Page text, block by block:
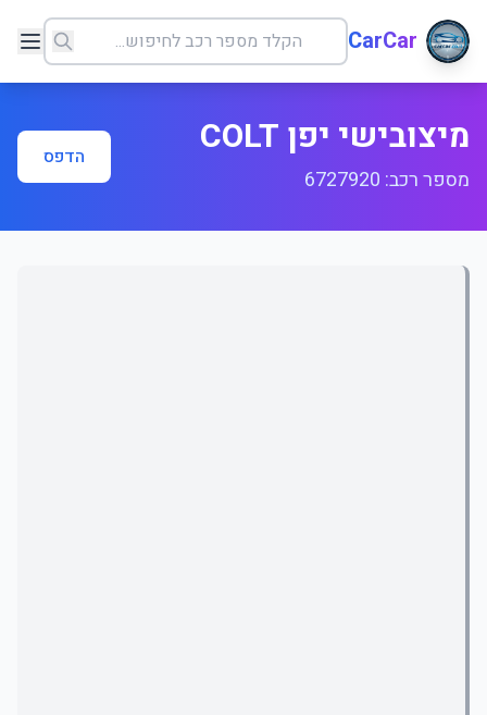
CarCar
מיצובישי יפן COLT
מספר רכב: 6727920
הדפס